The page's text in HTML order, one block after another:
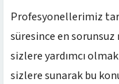
Profesyonellerimiz
süresince en
sizlere yardımcı
sizlere sunarak bu